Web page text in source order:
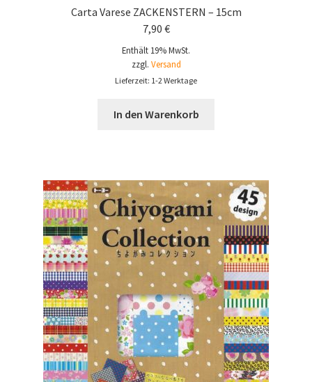
Carta Varese ZACKENSTERN – 15cm
7,90 €
Enthält 19% MwSt.
zzgl. Versand
Lieferzeit: 1-2 Werktage
In den Warenkorb